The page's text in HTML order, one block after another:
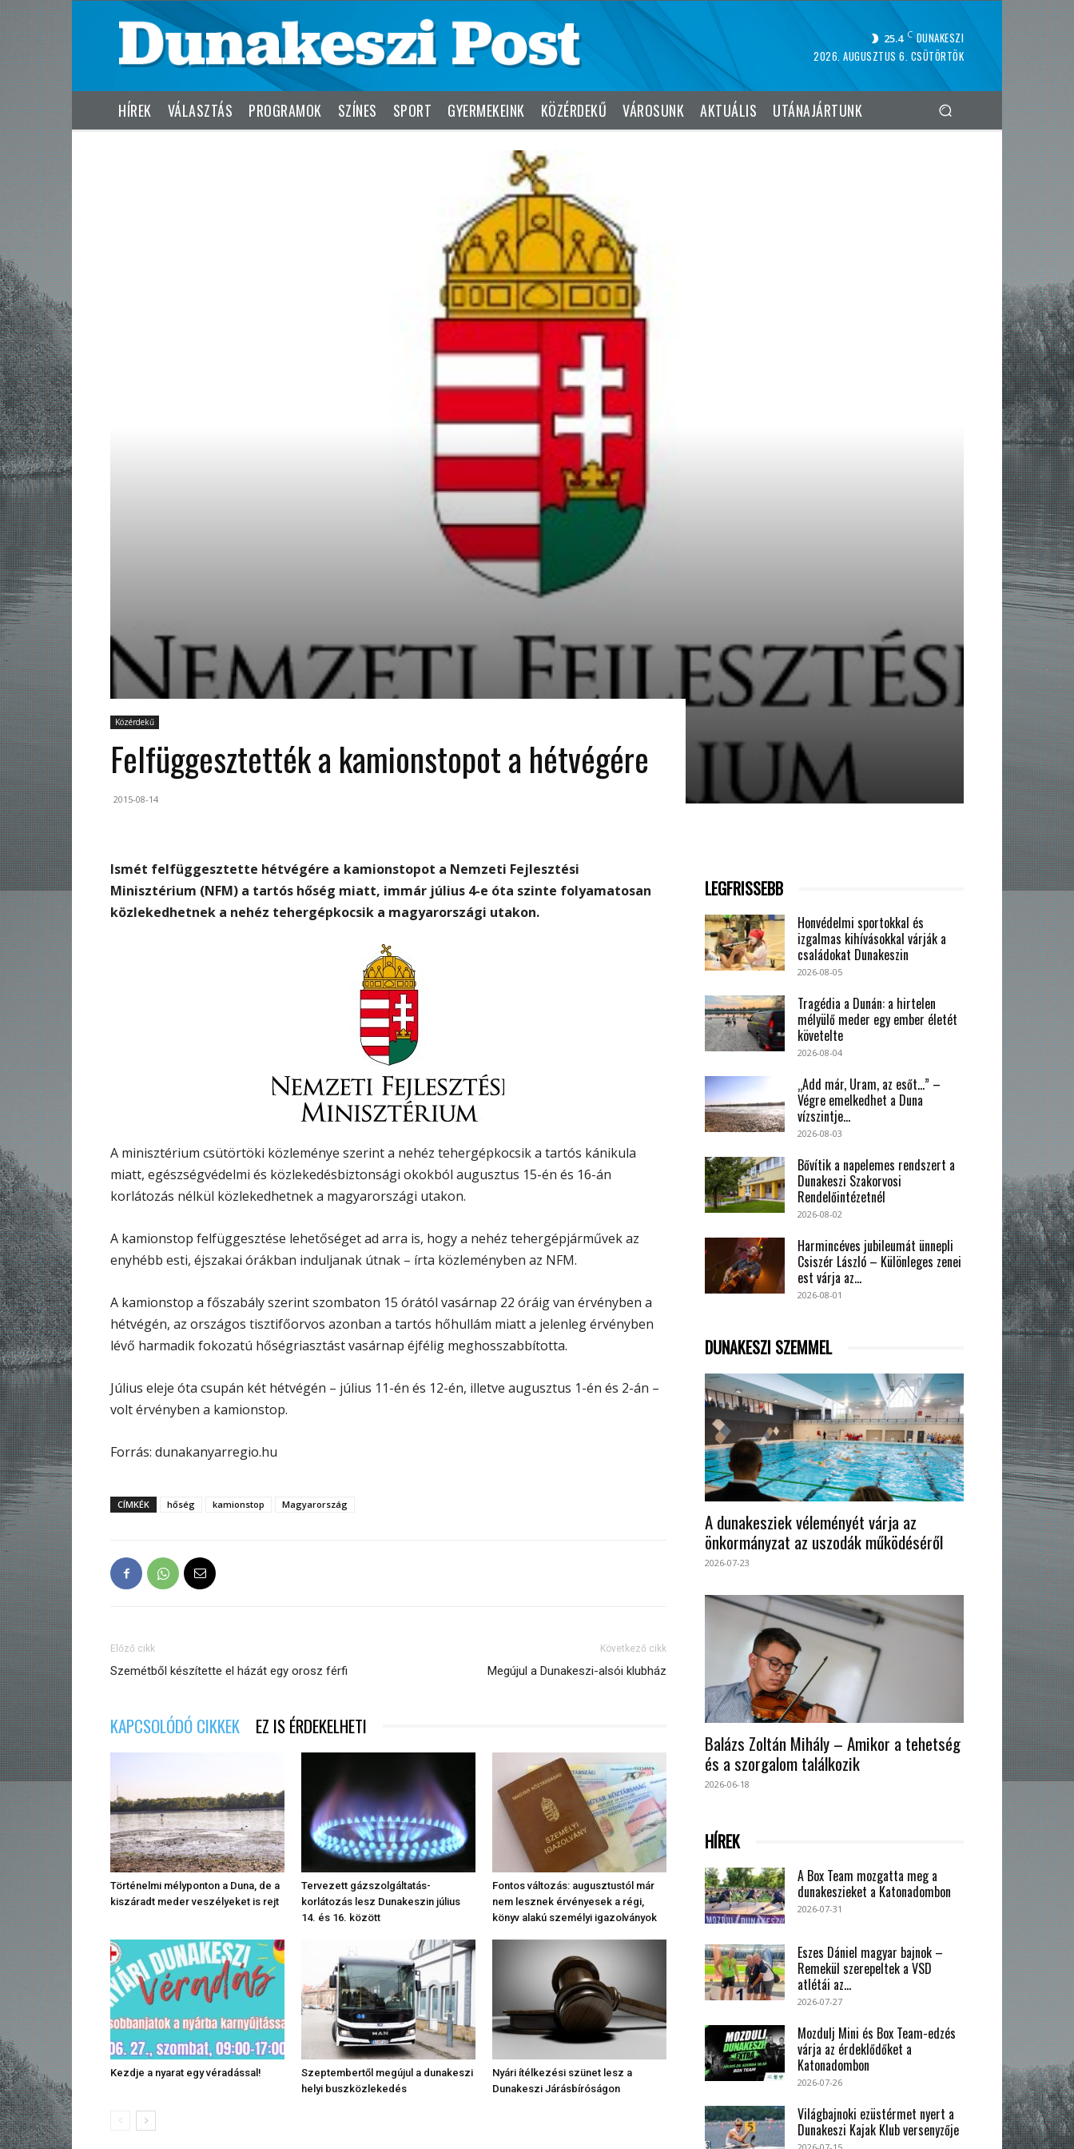
25.4 C DUNAKESZI
2026. AUGUSZTUS 6. CSÜTÖRTÖK
HÍREK VÁLASZTÁS PROGRAMOK SZÍNES SPORT GYERMEKEINK KÖZÉRDEKŰ VÁROSUNK AKTUÁLIS UTÁNAJÁRTUNK
Közérdekű
Felfüggesztették a kamionstopot a hétvégére
2015-08-14
Ismét felfüggesztette hétvégére a kamionstopot a Nemzeti Fejlesztési
Minisztérium (NFM) a tartós hőség miatt, immár július 4-e óta szinte folyamatosan
közlekedhetnek a nehéz tehergépkocsik a magyarországi utakon.
A minisztérium csütörtöki közleménye szerint a nehéz tehergépkocsik a tartós kánikula
miatt, egészségvédelmi és közlekedésbiztonsági okokból augusztus 15-én és 16-án
korlátozás nélkül közlekedhetnek a magyarországi utakon.
A kamionstop felfüggesztése lehetőséget ad arra is, hogy a nehéz tehergépjárművek az
enyhébb esti, éjszakai órákban induljanak útnak – írta közleményben az NFM.
A kamionstop a főszabály szerint szombaton 15 órától vasárnap 22 óráig van érvényben a
hétvégén, az országos tisztifőorvos azonban a tartós hőhullám miatt a jelenleg érvényben
lévő harmadik fokozatú hőségriasztást vasárnap éjfélig meghosszabbította.
Július eleje óta csupán két hétvégén – július 11-én és 12-én, illetve augusztus 1-én és 2-án –
volt érvényben a kamionstop.
Forrás: dunakanyarregio.hu
CÍMKÉK hőség kamionstop Magyarország
Előző cikk
Szemétből készítette el házát egy orosz férfi
Következő cikk
Megújul a Dunakeszi-alsói klubház
KAPCSOLÓDÓ CIKKEK EZ IS ÉRDEKELHETI
Történelmi mélyponton a Duna, de a
kiszáradt meder veszélyeket is rejt
Tervezett gázszolgáltatás-
korlátozás lesz Dunakeszin július
14. és 16. között
Fontos változás: augusztustól már
nem lesznek érvényesek a régi,
könyv alakú személyi igazolványok
Kezdje a nyarat egy véradással!
Szeptembertől megújul a dunakeszi
helyi buszközlekedés
Nyári ítélkezési szünet lesz a
Dunakeszi Járásbíróságon
LEGFRISSEBB
Honvédelmi sportokkal és
izgalmas kihívásokkal várják a
családokat Dunakeszin
2026-08-05
Tragédia a Dunán: a hirtelen
mélyülő meder egy ember életét
követelte
2026-08-04
„Add már, Uram, az esőt…” –
Végre emelkedhet a Duna
vízszintje...
2026-08-03
Bővítik a napelemes rendszert a
Dunakeszi Szakorvosi
Rendelőintézetnél
2026-08-02
Harmincéves jubileumát ünnepli
Csiszér László – Különleges zenei
est várja az...
2026-08-01
DUNAKESZI SZEMMEL
A dunakesziek véleményét várja az
önkormányzat az uszodák működéséről
2026-07-23
Balázs Zoltán Mihály – Amikor a tehetség
és a szorgalom találkozik
2026-06-18
HÍREK
A Box Team mozgatta meg a
dunakeszieket a Katonadombon
2026-07-31
Eszes Dániel magyar bajnok –
Remekül szerepeltek a VSD
atlétái az...
2026-07-27
Mozdulj Mini és Box Team-edzés
várja az érdeklődőket a
Katonadombon
2026-07-26
Világbajnoki ezüstérmet nyert a
Dunakeszi Kajak Klub versenyzője